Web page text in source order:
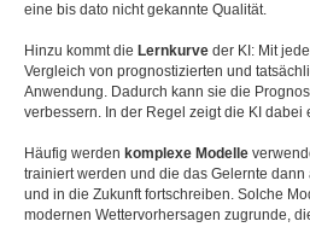
eine bis dato nicht gekannte Qualität.
Hinzu kommt die Lernkurve der KI: Mit
Vergleich von prognostizierten und
Anwendung. Dadurch kann sie die
verbessern. In der Regel zeigt die KI dabei
Häufig werden komplexe Modelle
trainiert werden und die das Gelernte
und in die Zukunft fortschreiben. Solche
modernen Wettervorhersagen zugrunde,